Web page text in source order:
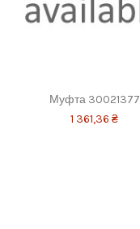
Муфта 30021377
1 361,36 ₴